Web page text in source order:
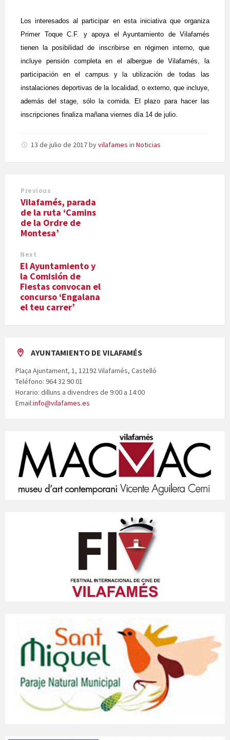
Los interesados al participar en esta iniciativa que organiza
Primer Toque C.F. y apoya el Ayuntamiento de Vilafamés
tienen la posibilidad de inscribirse en régimen interno, que
incluye pensión completa en el albergue de Vilafamés, la
participación en el campus y la utilización de todas las
instalaciones deportivas de la localidad, o externo, que incluye,
además del stage, sólo la comida. El plazo para hacer las
inscripciones finaliza mañana viernes día 14 de julio.
13 de julio de 2017byvilafames in Noticias
Previous
Vilafamés, parada
de la ruta ‘Camins
de la Ordre de
Montesa’
Next
El Ayuntamiento y
la Comisión de
Fiestas convocan el
concurso ‘Engalana
el teu carrer’
AYUNTAMIENTO DE VILAFAMÉS
Plaça Ajuntament, 1, 12192 Vilafamés, Castelló
Teléfono: 964 32 90 01
Horario: dilluns a divendres de 9:00 a 14:00
Email:info@vilafames.es